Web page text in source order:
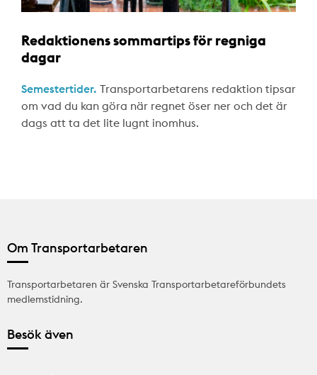
Redaktionens sommartips för regniga
dagar
Semestertider. Transportarbetarens redaktion tipsar
om vad du kan göra när regnet öser ner och det är
dags att ta det lite lugnt inomhus.
Om Transportarbetaren
Transportarbetaren är Svenska Transportarbetareförbundets
medlemstidning.
Besök även